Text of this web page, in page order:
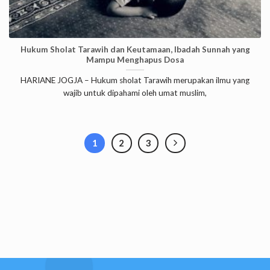
Hukum Sholat Tarawih dan Keutamaan, Ibadah Sunnah yang
Mampu Menghapus Dosa
HARIANE JOGJA – Hukum sholat Tarawih merupakan ilmu yang
wajib untuk dipahami oleh umat muslim,
1 2 3